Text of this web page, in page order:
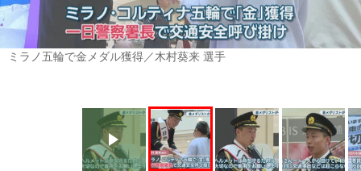
ミラノ五輪で金メダル獲得／木村葵来 選手